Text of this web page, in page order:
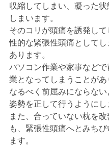
収縮してしまい、凝った状
しまいます。
そのコリが頭痛を誘発して
性的な緊張性頭痛として
あります。
パソコン作業や家事など
業となってしまうことがあ
なるべく前屈みにならない
姿勢を正して行うようにし
また、合っていない枕を改
も、緊張性頭痛へとみち
ます。